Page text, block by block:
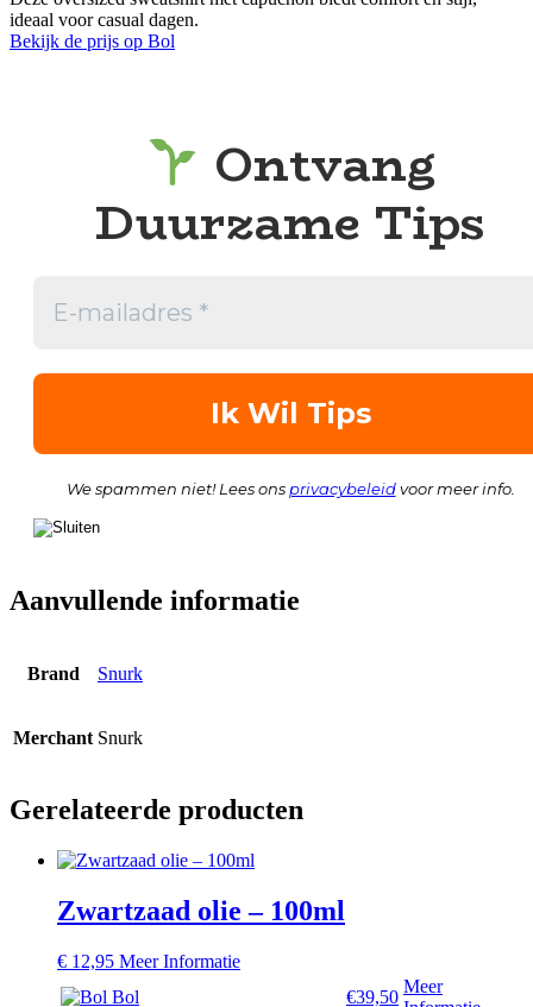
ideaal voor casual dagen.
Bekijk de prijs op Bol
Ontvang
Duurzame Tips
We spammen niet! Lees ons privacybeleidvoor meer info.
Aanvullende informatie
Brand Snurk
Merchant Snurk
Gerelateerde producten
Zwartzaad olie – 100ml
€ 12,95 Meer Informatie
Bol
€39,50
Meer